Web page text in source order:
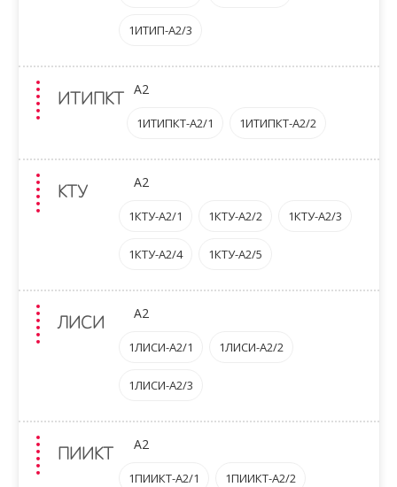
1ИТИП-A2/3
ИТИПКТ
A2
1ИТИПКТ-A2/1 1ИТИПКТ-A2/2
КТУ
A2
1КТУ-A2/1 1КТУ-A2/2 1КТУ-A2/3
1КТУ-A2/4 1КТУ-A2/5
ЛИСИ
A2
1ЛИСИ-A2/1 1ЛИСИ-A2/2
1ЛИСИ-A2/3
ПИИКТ
A2
1ПИИКТ-A2/1 1ПИИКТ-A2/2